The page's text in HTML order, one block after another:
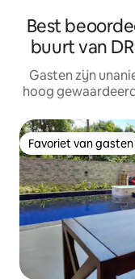
Best
buurt van
Gasten zijn
hoog
Favoriet van gasten
Favoriet van gasten